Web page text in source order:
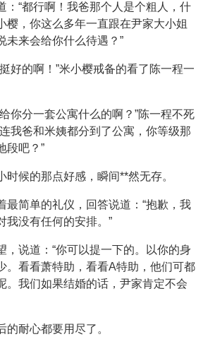
：“都行啊！我爸那个人是个粗人，什
樱，你这么多年一直跟在尹家大小姐
未来会给你什么待遇？”
好的啊！”米小樱戒备的看了陈一程一
你分一套公寓什么的啊？”陈一程不死
我爸和米姨都分到了公寓，你等级那
段吧？”
时候的那点好感，瞬间**然无存。
最简单的礼仪，回答说道：“抱歉，我
我没有任何的安排。”
，说道：“你可以提一下的。以你的身
。看看萧特助，看看A特助，他们可都
。我们如果结婚的话，尹家肯定不会
的耐心都要用尽了。